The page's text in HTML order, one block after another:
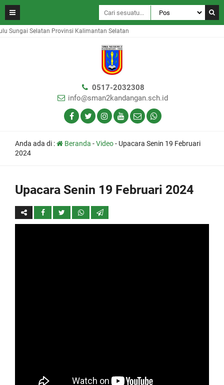
Selatan Provinsi Kalimantan Selatan
0517-2032308
info@sman2kandangan.sch.id
Anda ada di : Beranda -Video- Upacara Senin 19 Februari
2024
Upacara Senin 19 Februari 2024